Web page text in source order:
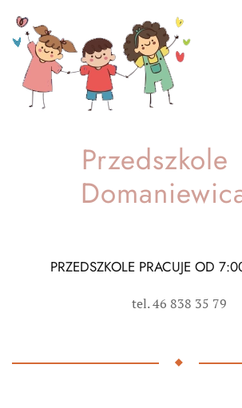
Skip to main content
PRZEDSZKOLE PRACUJE OD
tel. 46 838 35 79